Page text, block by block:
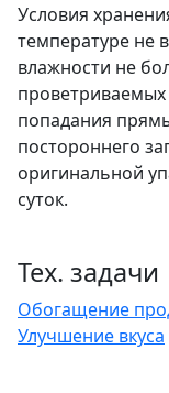
Условия
температуре не
влажности не
попадания
постороннего
оригинальной
суток.
Тех. задачи
Обогащение
Улучшение вкуса